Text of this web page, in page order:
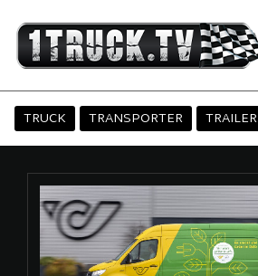
TRUCK TRANSPORTER TRAILER